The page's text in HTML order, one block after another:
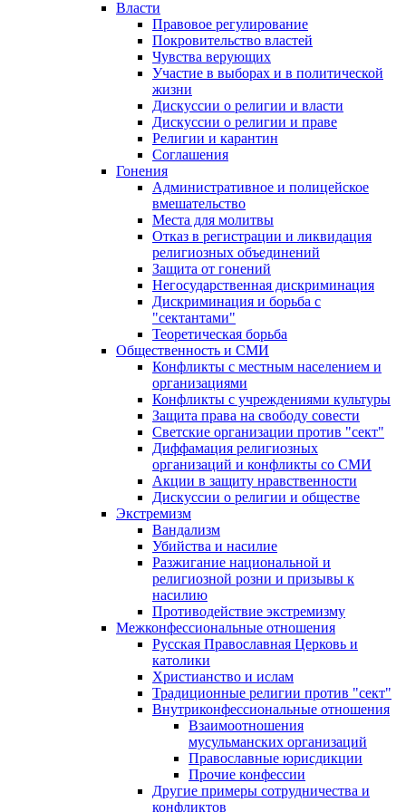
Власти
Правовое регулирование
Покровительство властей
Чувства верующих
Участие в выборах и в политической
жизни
Дискуссии о религии и власти
Дискуссии о религии и праве
Религии и карантин
Соглашения
Гонения
Административное и полицейское
вмешательство
Места для молитвы
Отказ в регистрации и ликвидация
религиозных объединений
Защита от гонений
Негосударственная дискриминация
Дискриминация и борьба с
"сектантами"
Теоретическая борьба
Общественность и СМИ
Конфликты с местным населением и
организациями
Конфликты с учреждениями культуры
Защита права на свободу совести
Светские организации против "сект"
Диффамация религиозных
организаций и конфликты со СМИ
Акции в защиту нравственности
Дискуссии о религии и обществе
Экстремизм
Вандализм
Убийства и насилие
Разжигание национальной и
религиозной розни и призывы к
насилию
Противодействие экстремизму
Межконфессиональные отношения
Русская Православная Церковь и
католики
Христианство и ислам
Традиционные религии против "сект"
Внутриконфессиональные отношения
Взаимоотношения
мусульманских организаций
Православные юрисдикции
Прочие конфессии
Другие примеры сотрудничества и
конфликтов